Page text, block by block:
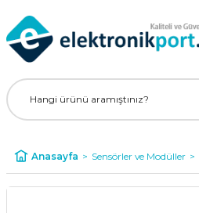
Anasayfa Sensörler ve Modüller